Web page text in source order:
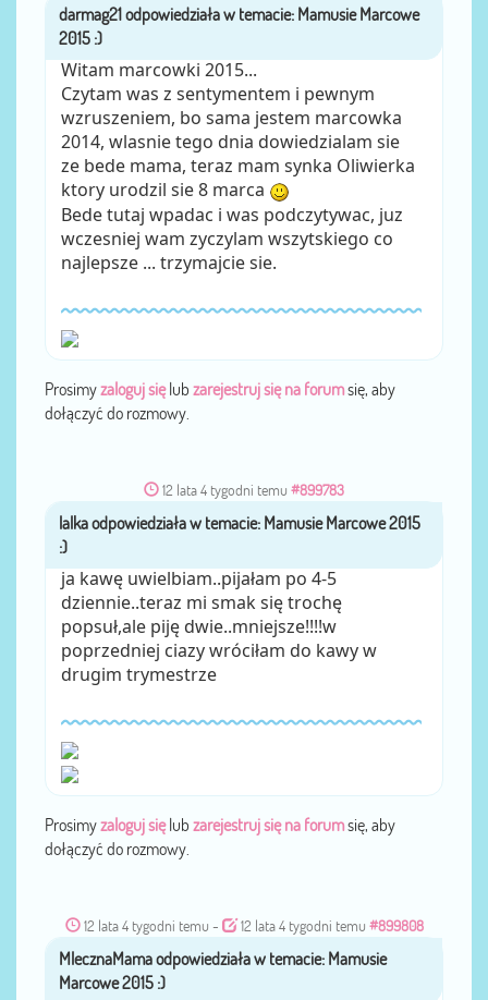
przezdarmag21
Witam marcowki 2015...
Czytam was z sentymentem i pewnym
wzruszeniem, bo sama jestem marcowka
2014, wlasnie tego dnia dowiedzialam sie
ze bede mama, teraz mam synka Oliwierka
ktory urodzil sie 8 marca
Bede tutaj wpadac i was podczytywac, juz
wczesniej wam zyczylam wszytskiego co
najlepsze ... trzymajcie sie.
Prosimyzaloguj sięlub zarejestruj się na forumsię, aby
dołączyć do rozmowy.
12 lata 4 tygodni temu #899783
przezlalka
ja kawę uwielbiam..pijałam po 4-5
dziennie..teraz mi smak się trochę
popsuł,ale piję dwie..mniejsze!!!!w
poprzedniej ciazy wróciłam do kawy w
drugim trymestrze
Prosimyzaloguj sięlub zarejestruj się na forumsię, aby
dołączyć do rozmowy.
12 lata 4 tygodni temu - 12 lata 4 tygodni temu #899808
przezMlecznaMama